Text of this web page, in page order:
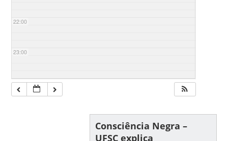
22:00
23:00
Consciência Negra –
UFSC explica